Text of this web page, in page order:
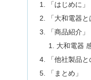
「はじめに」
「大和電器と
「商品紹介」
大和電器
「他社製品と
「まとめ」